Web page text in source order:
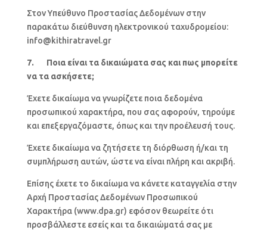
Στον Υπεύθυνο Προστασίας Δεδομένων στην
παρακάτω διεύθυνση ηλεκτρονικού ταχυδρομείου:
info@kithiratravel.gr
7. Ποια είναι τα δικαιώματα σας και πως μπορείτε
να τα ασκήσετε;
Έχετε δικαίωμα να γνωρίζετε ποια δεδομένα
προσωπικού χαρακτήρα, που σας αφορούν, τηρούμε
και επεξεργαζόμαστε, όπως και την προέλευσή τους.
Έχετε δικαίωμα να ζητήσετε τη διόρθωση ή/και τη
συμπλήρωση αυτών, ώστε να είναι πλήρη και ακριβή.
Επίσης έχετε το δικαίωμα να κάνετε καταγγελία στην
Αρχή Προστασίας Δεδομένων Προσωπικού
Χαρακτήρα (www.dpa.gr) εφόσον θεωρείτε ότι
προσβάλλεστε εσείς και τα δικαιώματά σας με